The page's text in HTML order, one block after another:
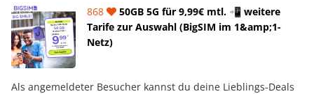
868
50GB 5G für 9,99€ mtl. 📲 weitere
Tarife zur Auswahl (BigSIM im 1&amp;1-
Netz)
Als angemeldeter Besucher kannst du deine Lieblings-Deals